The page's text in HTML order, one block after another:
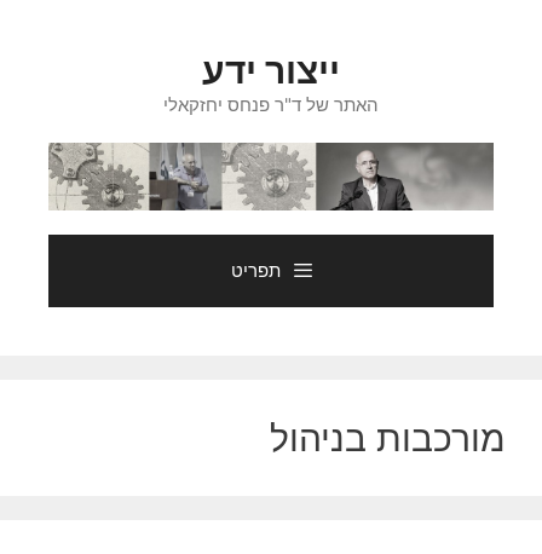
ייצור ידע
האתר של ד"ר פנחס יחזקאלי
תפריט
מורכבות בניהול